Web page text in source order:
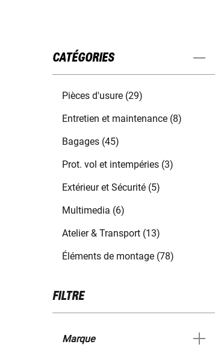
CATÉGORIES
Pièces d'usure (29)
Entretien et maintenance (8)
Bagages (45)
Prot. vol et intempéries (3)
Extérieur et Sécurité (5)
Multimedia (6)
Atelier & Transport (13)
Éléments de montage (78)
FILTRE
Marque